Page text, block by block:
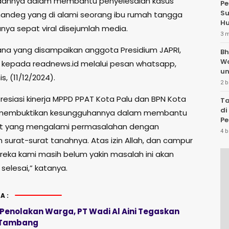
yang di alami seorang ibu rumah tangga
sepat viral disejumlah media.
yang disampaikan anggota Presidium JAPRI,
kepada readnews.id melalui pesan whatsapp,
(11/12/2024).
kinerja MPPD PPAT Kota Palu dan BPN Kota
kesungguhannya dalam membantu
yang mengalami permasalahan dengan
surat-surat tanahnya. Atas izin Allah, dan campur
kami masih belum yakin masalah ini akan
katanya.
Warga, PT Wadi Al Aini Tegaskan
3
2
di
4